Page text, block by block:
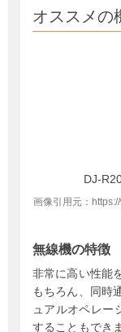
オススメの
DJ-
画像引用元：
無線機の特徴
非常に高い性能
もちろん、同時
ュアルオペレー
することもでき